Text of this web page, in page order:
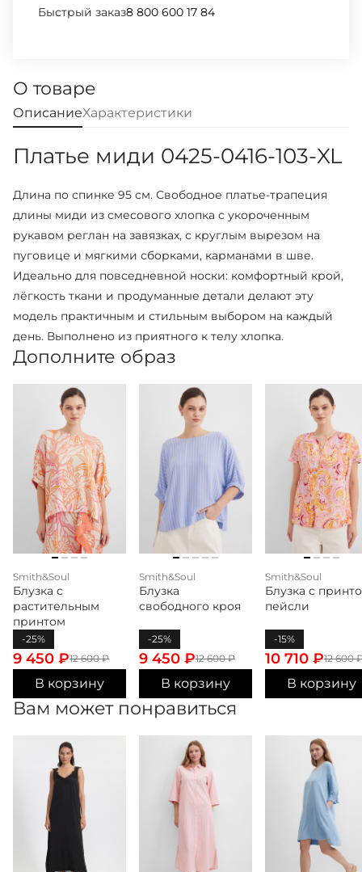
Быстрый заказ8 800 600 17 84
О товаре
ОписаниеХарактеристики
Платье миди 0425-0416-103-XL
Длина по спинке 95 см. Свободное платье-трапеция
длины миди из смесового хлопка с укороченным
рукавом реглан на завязках, с круглым вырезом на
пуговице и мягкими сборками, карманами в шве.
Идеально для повседневной носки: комфортный крой,
лёгкость ткани и продуманные детали делают эту
модель практичным и стильным выбором на каждый
день. Выполнено из приятного к телу хлопка.
Дополните образ
Smith&Soul
Блузка с
растительным
принтом
-25%
12 600₽
9 450 ₽
В корзину
Smith&Soul
Блузка
свободного кроя
-25%
12 600₽
9 450 ₽
В корзину
Smith&Soul
Блузка с
пейсли
-15%
12 600
10 710 ₽
В корзину
Вам может понравиться